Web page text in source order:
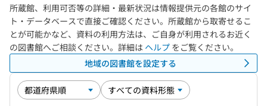
所蔵館、利用可否等の詳細・最新状況は情報提供元の各館のサイ
ト・データベースで直接ご確認ください。所蔵館から取寄せるこ
とが可能かなど、資料の利用方法は、ご自身が利用されるお近く
の図書館へご相談ください。詳細は ヘルプ をご覧ください。
地域の図書館を設定する